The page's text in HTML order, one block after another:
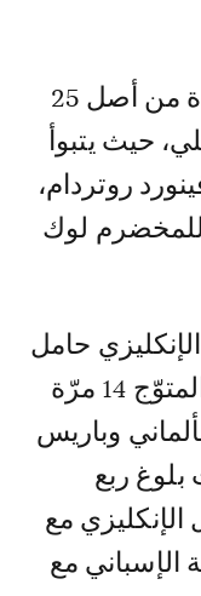
ولم يخسر أيندهوفن أي مباراة من أصل 25
حيث يتبوأ
عن فينورد روتردام،
38 مباراة للمخضرم لوك
حامل
اللقب، ريال مدريد الإسباني المتوّج 14 مرّة
وباريس
ربع
الإنكليزي مع
1) وبرشلونة الإسباني مع